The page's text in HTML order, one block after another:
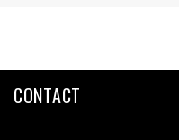
CONTACT